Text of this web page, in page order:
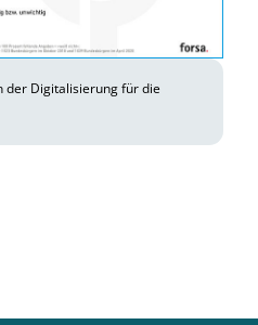
der Digitalisierung für die